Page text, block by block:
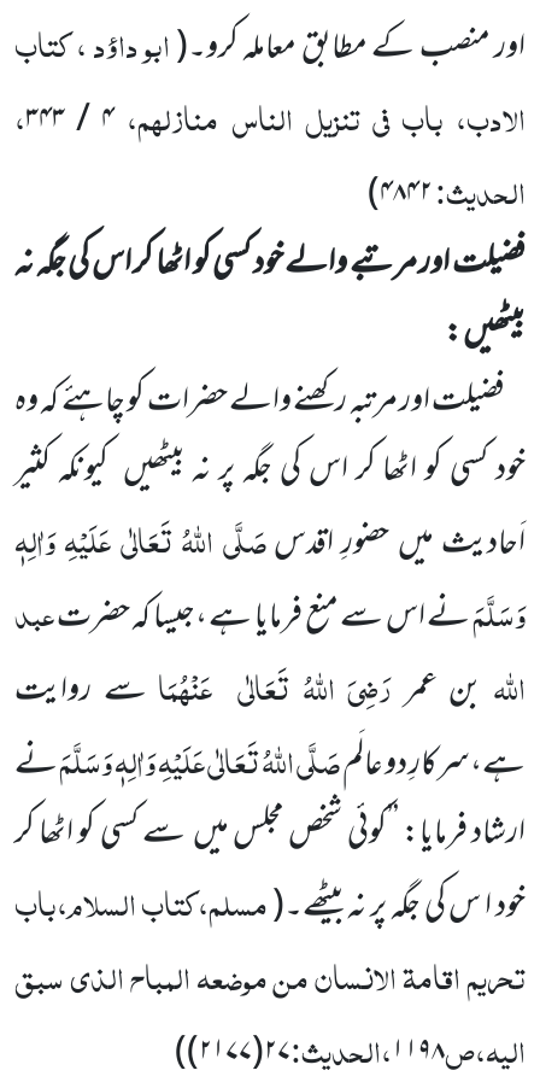
اور منصب کے مطابق معاملہ کرو۔(ابو داؤد ، کتاب
الادب، باب فی تنزیل الناس منازلہم،۴/۳۴۳،
الحدیث:۴۸۴۲)
فضیلت اور مرتبے والے خود کسی کو اٹھا کر اس کی جگہ نہ
بیٹھیں :
فضیلت اور مرتبہ رکھنے والے حضرات کو چاہئے کہ وہ
خود کسی کو اٹھا کر اس کی جگہ پر نہ بیٹھیں کیونکہ کثیر
اَحادیثمیں حضورِ اقدسصَلَّی اللّٰہُتَعَالٰی عَلَیْہِ وَاٰلِہٖ
وَسَلَّمَنے اس سے منع فرمایا ہے ،جیسا کہ حضرتعبد
اللّٰہبن عمررَضِیَ اللّٰہُ تَعَالٰی عَنْہُمَا سے روایت
ہے،سرکارِ دو عالَمصَلَّی اللّٰہُ تَعَالٰی عَلَیْہِ وَاٰلِہٖ وَسَلَّمَنے
ارشاد فرمایا: ’’کوئی شخص مجلسمیںسے کسی کو اٹھا کر
خود ا س کی جگہ پر نہ بیٹھے۔(مسلم،کتاب السلام،باب
تحریم اقامۃ الانسان من موضعہ المباح الذی سبق
الیہ،ص۱۱۹۸،الحدیث:۲۷(۲۱۷۷)
)